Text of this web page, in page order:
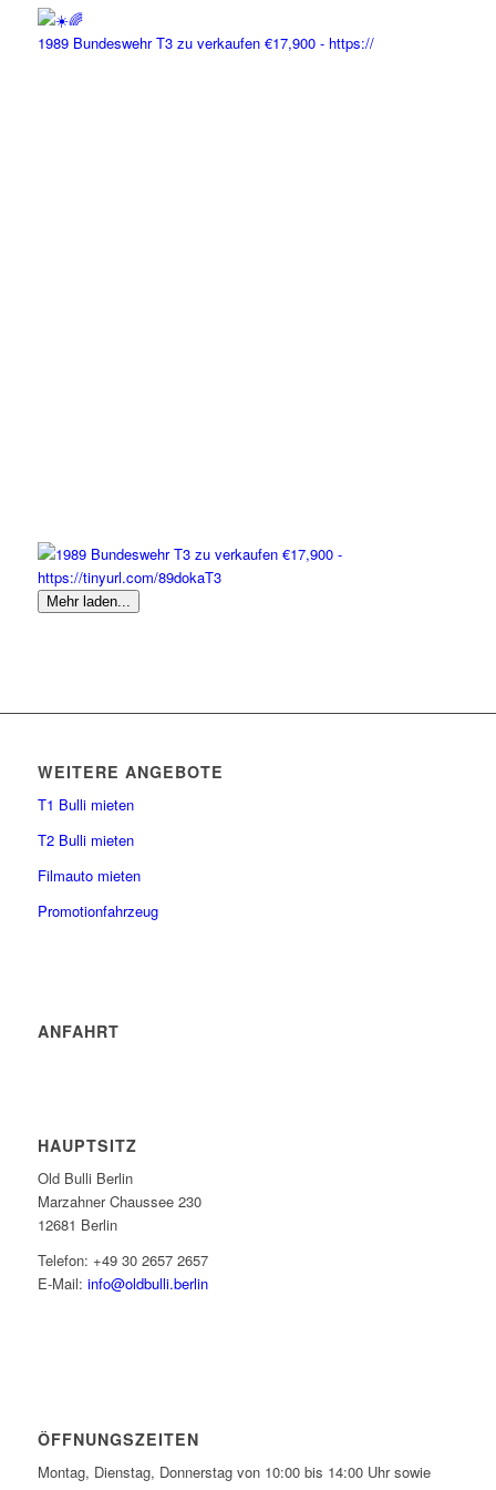
1989 Bundeswehr T3 zu verkaufen €17,900 - https://
Mehr laden...
WEITERE ANGEBOTE
T1 Bulli mieten
T2 Bulli mieten
Filmauto mieten
Promotionfahrzeug
ANFAHRT
HAUPTSITZ
Old Bulli Berlin
Marzahner Chaussee 230
12681 Berlin
Telefon: +49 30 2657 2657
E-Mail: info@oldbulli.berlin
ÖFFNUNGSZEITEN
Montag, Dienstag, Donnerstag von 10:00 bis 14:00 Uhr sowie